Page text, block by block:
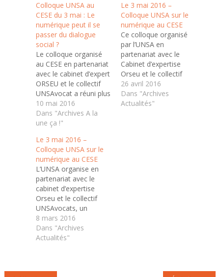
Colloque UNSA au
CESE du 3 mai : Le
numérique peut il se
passer du dialogue
social ?
Le colloque organisé
au CESE en partenariat
avec le cabinet d’expert
ORSEU et le collectif
UNSAvocat a réuni plus
de 250 personnes.
Patrick Bernasconi,
président du CESE a
Autour de 3 tables
rondes, les participants
ont pu échanger avec
des intervenants sur : -
le caractère disruptif…
10 mai 2016
Dans "Archives A la
une ça !"
Le 3 mai 2016 –
Colloque UNSA sur le
numérique au CESE
Ce colloque organisé
par l’UNSA en
partenariat avec le
Cabinet d’expertise
Orseu et le collectif
UNSAvocats abordera
la question du
caractère disruptif de
26 avril 2016
Dans "Archives
Actualités"
Le 3 mai 2016 –
Colloque UNSA sur le
numérique au CESE
L’UNSA organise en
partenariat avec le
cabinet d’expertise
Orseu et le collectif
UNSAvocats, un
colloque ayant pour
thème « le numérique
peut-il se passer du
8 mars 2016
Dans "Archives
Actualités"